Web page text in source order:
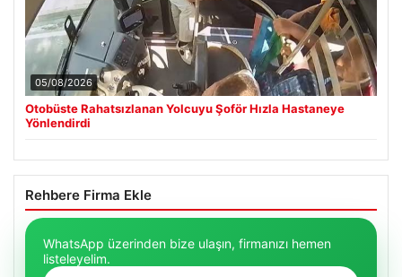
05/08/2026
Otobüste Rahatsızlanan Yolcuyu Şoför Hızla Hastaneye
Yönlendirdi
Rehbere Firma Ekle
WhatsApp üzerinden bize ulaşın, firmanızı hemen
listeleyelim.